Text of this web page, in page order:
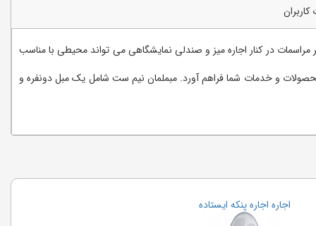
در کنار اجاره میز و صندلی نمایشگاهی می تواند محیطی با مناسب
محصولات و خدمات شما فراهم آورد. مبملمان نیم ست شامل یک مبل دونفره و
اجاره اجاره پنکه ایستاده